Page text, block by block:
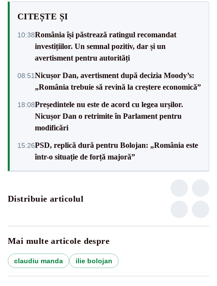
CITEȘTE ȘI
10:38România își păstrează ratingul recomandat
investițiilor. Un semnal pozitiv, dar și un
avertisment pentru autorități
08:51Nicușor Dan, avertisment după decizia Moody’s:
„România trebuie să revină la creștere economică”
18:08Președintele nu este de acord cu legea urșilor.
Nicușor Dan o retrimite în Parlament pentru
modificări
15:26PSD, replică dură pentru Bolojan: „România este
într-o situație de forță majoră”
Distribuie articolul
Mai multe articole despre
claudiu manda ilie bolojan